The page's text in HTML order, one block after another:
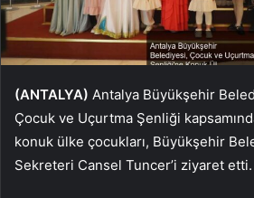
(ANTALYA) Antalya Büyükşehir
Çocuk ve Uçurtma Şenliği
konuk ülke çocukları, Büyükşehir
Sekreteri Cansel Tuncer’i ziyaret etti.